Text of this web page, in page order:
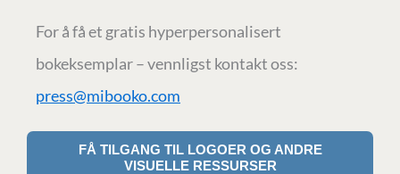
For å få et gratis hyperpersonalisert
bokeksemplar – vennligst kontakt oss:
press@mibooko.com
FÅ TILGANG TIL LOGOER OG ANDRE
VISUELLE RESSURSER